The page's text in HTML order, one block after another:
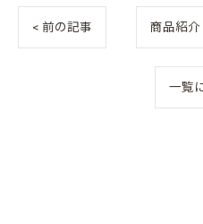
< 前の記事 商品紹
一覧